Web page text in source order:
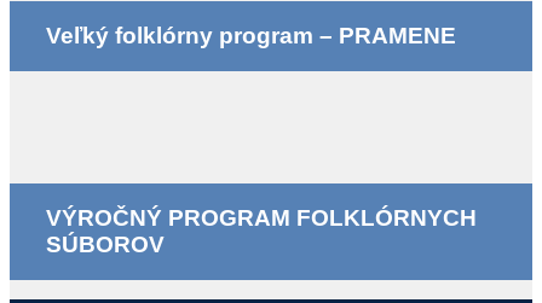
Veľký folklórny program – PRAMENE
VÝROČNÝ PROGRAM FOLKLÓRNYCH
SÚBOROV